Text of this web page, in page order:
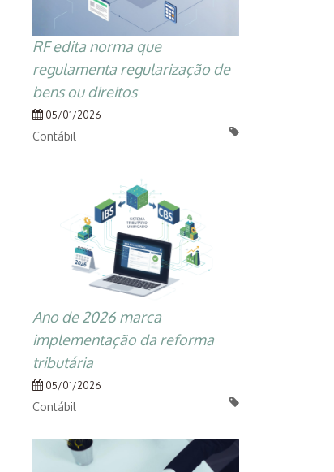
RF edita norma que
regulamenta regularização de
bens ou direitos
05/01/2026
Contábil
Ano de 2026 marca
implementação da reforma
tributária
05/01/2026
Contábil